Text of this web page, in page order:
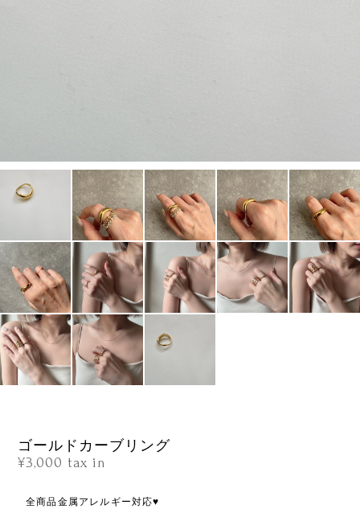
ゴールドカーブリング
¥3,000 tax in
ㅤㅤㅤㅤㅤㅤㅤㅤ全商品金属アレルギー対応♥